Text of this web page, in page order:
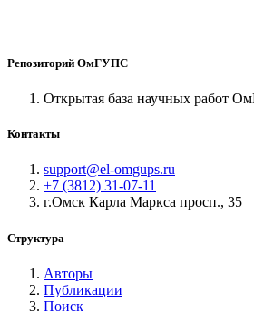
Репозиторий ОмГУПС
Открытая база научных работ
Контакты
support@el-omgups.ru
+7 (3812) 31-07-11
г.Омск Карла Маркса просп., 35
Структура
Авторы
Публикации
Поиск